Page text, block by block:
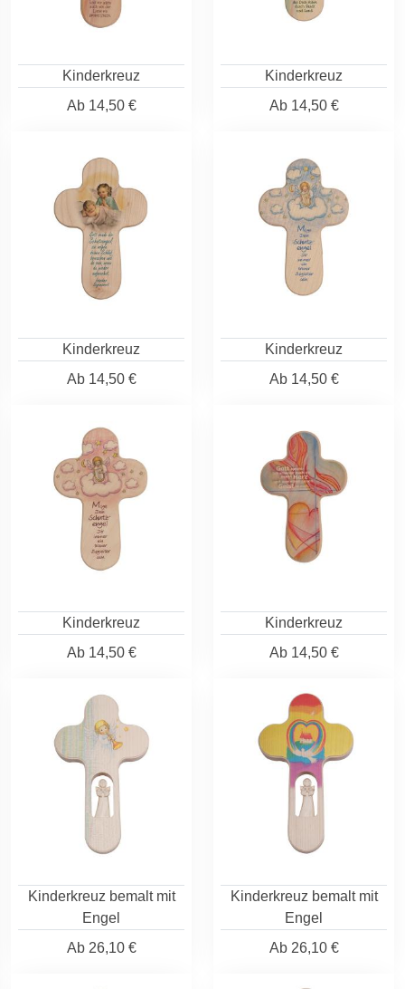
Kinderkreuz
Ab14,50 €
Kinderkreuz
Ab14,50 €
Kinderkreuz
Ab14,50 €
Kinderkreuz
Ab14,50 €
Kinderkreuz
Ab14,50 €
Kinderkreuz
Ab14,50 €
Kinderkreuz bemalt mit
Engel
Ab26,10 €
Kinderkreuz bemalt mit
Engel
Ab26,10 €